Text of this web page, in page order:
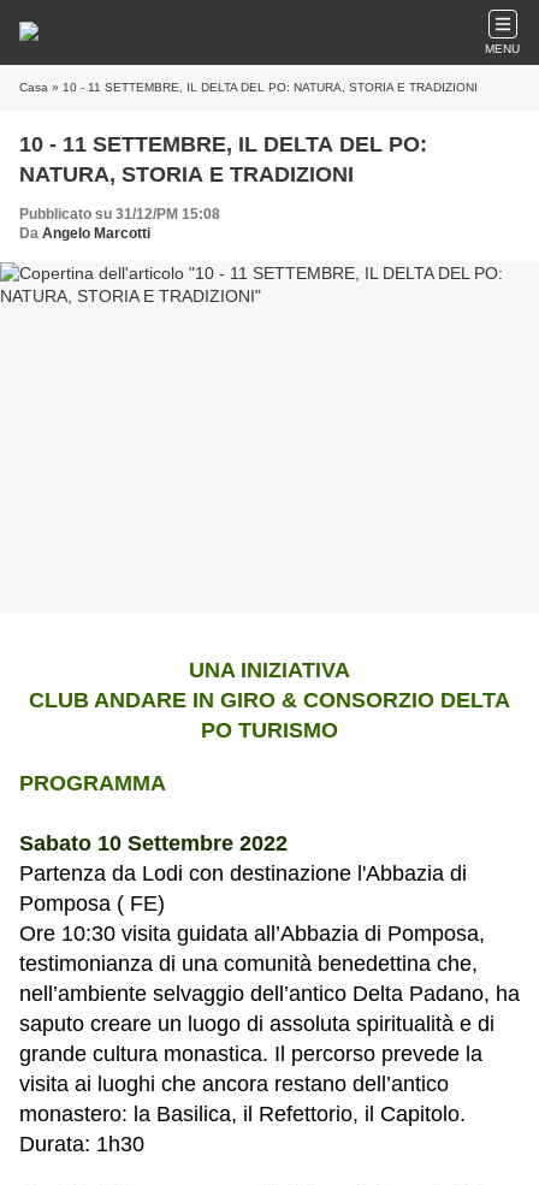
MENU
Casa » 10 - 11 SETTEMBRE, IL DELTA DEL PO: NATURA, STORIA E TRADIZIONI
10 - 11 SETTEMBRE, IL DELTA DEL PO:
NATURA, STORIA E TRADIZIONI
Pubblicato su 31/12/PM 15:08
Da Angelo Marcotti
UNA INIZIATIVA
CLUB ANDARE IN GIRO & CONSORZIO DELTA
PO TURISMO
PROGRAMMA
Sabato 10 Settembre 2022
Partenza da Lodi con destinazione l'Abbazia di
Pomposa ( FE)
Ore 10:30 visita guidata all’Abbazia di Pomposa,
testimonianza di una comunità benedettina che,
nell’ambiente selvaggio dell’antico Delta Padano, ha
saputo creare un luogo di assoluta spiritualità e di
grande cultura monastica. Il percorso prevede la
visita ai luoghi che ancora restano dell’antico
monastero: la Basilica, il Refettorio, il Capitolo.
Durata: 1h30